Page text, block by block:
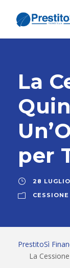
La
per
28
PrestitoSì
La